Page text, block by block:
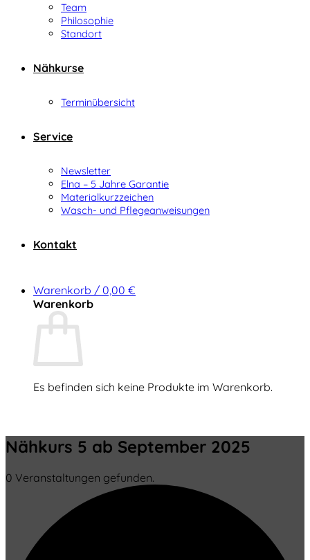
Team
Philosophie
Standort
Nähkurse
Terminübersicht
Service
Newsletter
Elna – 5 Jahre Garantie
Materialkurzzeichen
Wasch- und Pflegeanweisungen
Kontakt
Warenkorb / 0,00 €
Warenkorb
Es befinden sich keine Produkte im Warenkorb.
Nähkurs 5 ab September 2025
0 Veranstaltungen gefunden.